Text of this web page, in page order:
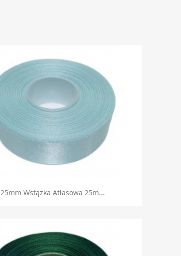
Szybki podgląd
25mm Wstążka Atłasowa 25m...